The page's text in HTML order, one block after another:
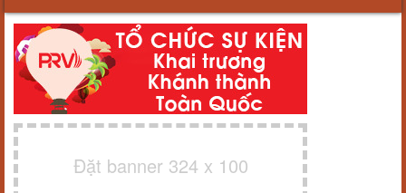
Đặt banner 324 x 100